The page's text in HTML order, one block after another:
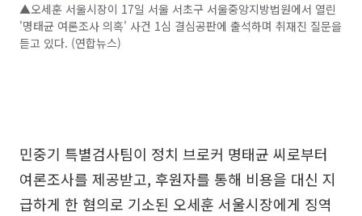
▲오세훈 서울시장이 17일 서울 서초구 서울중앙지방법원에서 열린
'명태균 여론조사 의혹' 사건 1심 결심공판에 출석하며 취재진 질문을
듣고 있다. (연합뉴스)
민중기 특별검사팀이 정치 브로커 명태균 씨로부터
여론조사를 제공받고, 후원자를 통해 비용을 대신 지
급하게 한 혐의로 기소된 오세훈 서울시장에게 징역